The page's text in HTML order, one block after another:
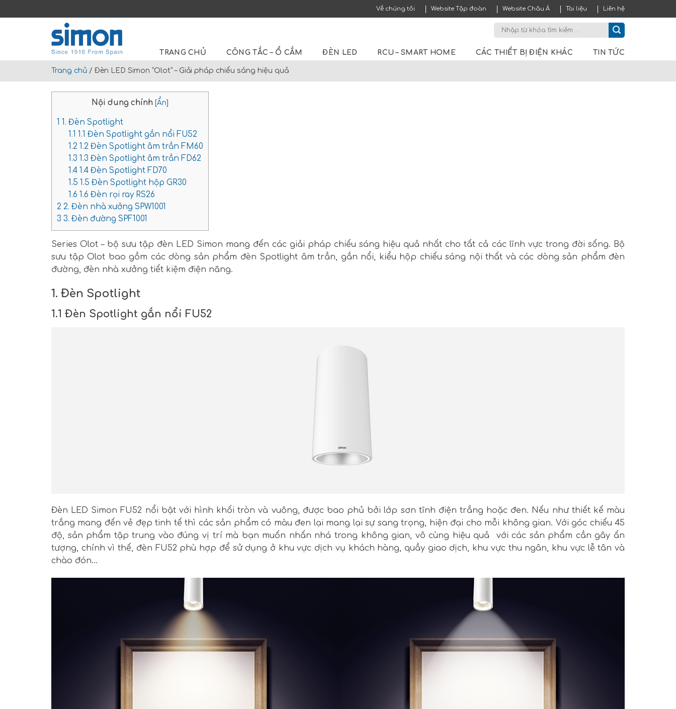
to
Về chúng tôi Website Tập đoàn Website Châu Á Tài liệu Liên hệ
TRANG CHỦ CÔNG TẮC – Ổ CẮM ĐÈN LED RCU – SMART HOME CÁC THIẾT BỊ ĐIỆN KHÁC TIN TỨC
Trang chủ / Đèn LED Simon “Olot” – Giải pháp chiếu sáng hiệu quả
Nội dung chính Ẩn
1 1. Đèn Spotlight
1.1 1.1 Đèn Spotlight gắn nổi FU52
1.21.2 Đèn Spotlight âm trần FM60
1.3 1.3 Đèn Spotlight âm trần FD62
1.41.4 Đèn Spotlight FD70
1.5 1.5 Đèn Spotlight hộp GR30
1.6 1.6 Đèn rọi ray RS26
2 2. Đèn nhà xưởng SPW1001
3 3. Đèn đường SPF1001
Series Olot – bộ sưu tập đèn LED Simon mang đến các giải pháp chiếu sáng hiệu quả nhất cho tất cả các lĩnh vực trong đời sống. Bộ
sưu tập Olot bao gồm các dòng sản phẩm đèn Spotlight âm trần, gắn nổi, kiểu hộp chiếu sáng nội thất và các dòng sản phẩm đèn
đường, đèn nhà xưởng tiết kiệm điện năng.
1. Đèn Spotlight
1.1 Đèn Spotlight gắn nổi FU52
Đèn LED Simon FU52 nổi bật với hình khối tròn và vuông, được bao phủ bởi lớp sơn tĩnh điện trắng hoặc đen. Nếu như thiết kế màu
trắng mang đến vẻ đẹp tinh tế thì các sản phẩm có màu đen lại mang lại sự sang trọng, hiện đại cho mỗi không gian. Với góc chiếu 45
độ, sản phẩm tập trung vào đúng vị trí mà bạn muốn nhấn nhá trong không gian, vô cùng hiệu quả với các sản phẩm cần gây ấn
tượng, chính vì thế, đèn FU52 phù hợp để sử dụng ở khu vực dịch vụ khách hàng, quầy giao dịch, khu vực thu ngân, khu vực lễ tân và
chào đón…